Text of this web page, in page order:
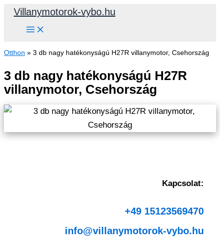
SkipVillanymotorok-vybo.hu
Otthon » 3 db nagy hatékonyságú H27R villanymotor, Csehország
3 db nagy hatékonyságú H27R
villanymotor, Csehország
Kapcsolat:
+49 15123569470
info@villanymotorok-vybo.hu